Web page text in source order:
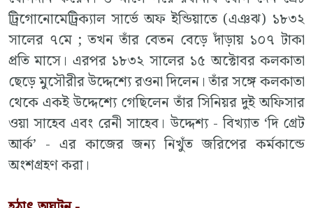
ট্রিগোনোমেট্রিক্যাল সার্ভে অফ ইন্ডিয়াতে (এঞঝ) ১৮৩২
সালের ৭মে ; তখন তাঁর বেতন বেড়ে দাঁড়ায় ১০৭ টাকা
প্রতি মাসে। এরপর ১৮৩২ সালের ১৫ অক্টোবর কলকাতা
ছেড়ে মুসৌরীর উদ্দেশ্যে রওনা দিলেন। তাঁর সঙ্গে কলকাতা
থেকে একই উদ্দেশ্যে গেছিলেন তাঁর সিনিয়র দুই অফিসার
ওয়া সাহেব এবং রেনী সাহেব। উদ্দেশ্য - বিখ্যাত ‘দি গ্রেট
আর্ক’ - এর কাজের জন্য নিখুঁত জরিপের কর্মকান্ডে
অংশগ্রহণ করা।